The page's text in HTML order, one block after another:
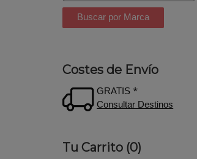
Costes de Envío
GRATIS *
Consultar Destinos
Tu Carrito (0)